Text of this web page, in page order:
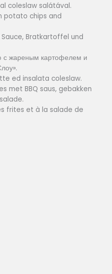
coleslaw salátával.
potato chips and
Sauce, Bratkartoffel und
с жареным картофелем и
ed insalata coleslaw.
met BBQ saus, gebakken
frites et à la salade de